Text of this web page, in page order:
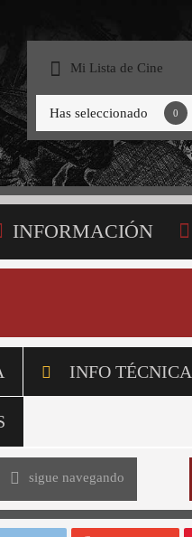
Mi Lista de Cine
Has seleccionado 0
INFORMACIÓN
INFO TÉCNICA
sigue navegando